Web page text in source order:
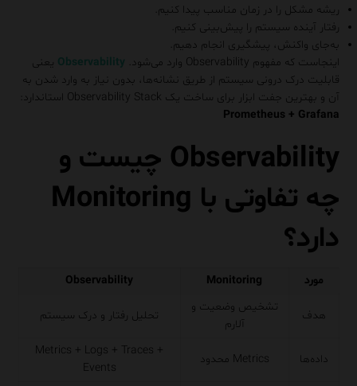
ریشه مشکل را در زمان مناسب پیدا کنیم.
رفتار آینده سیستم را پیش‌بینی کنیم.
به‌جای واکنش، پیشگیری انجام دهیم.
اینجاست که مفهوم Observability وارد می‌شود.
Observability یعنی
قابلیت درک درونی سیستم از طریق نشانه‌ها، بدون نیاز به وارد شدن به
آن و بهترین جفت ابزار برای ساخت یک Observability Stack استاندارد:
Prometheus + Grafana
Observability چیست و
چه تفاوتی با Monitoring
دارد؟
مورد Monitoring
Observability
هدف
تشخیص وضعیت و
آلارم
تحلیل رفتار و درک سیستم
داده‌ها Metrics محدود
Metrics + Logs + Traces +
Events